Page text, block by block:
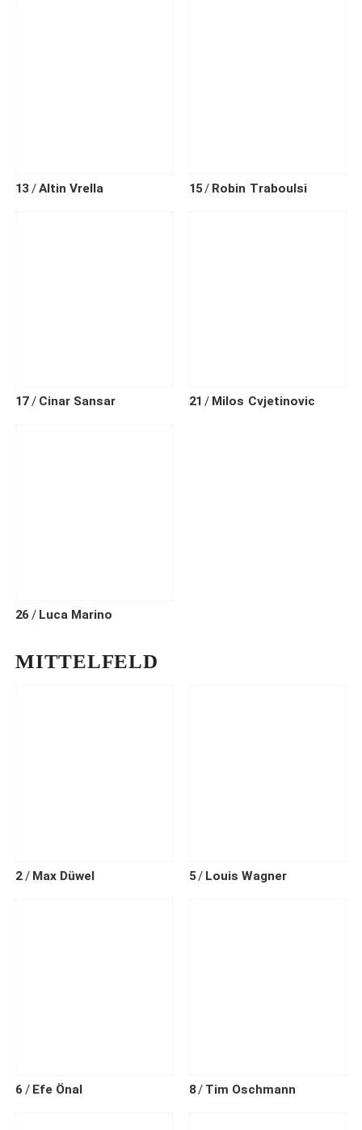
Altin Vrella
13 Robin Traboulsi
15
Cinar Sansar
17 Milos Cvjetinovic
21
Luca Marino
26
MITTELFELD
Max Düwel
2 Louis Wagner
5
Efe Önal
6 Tim Oschmann
8